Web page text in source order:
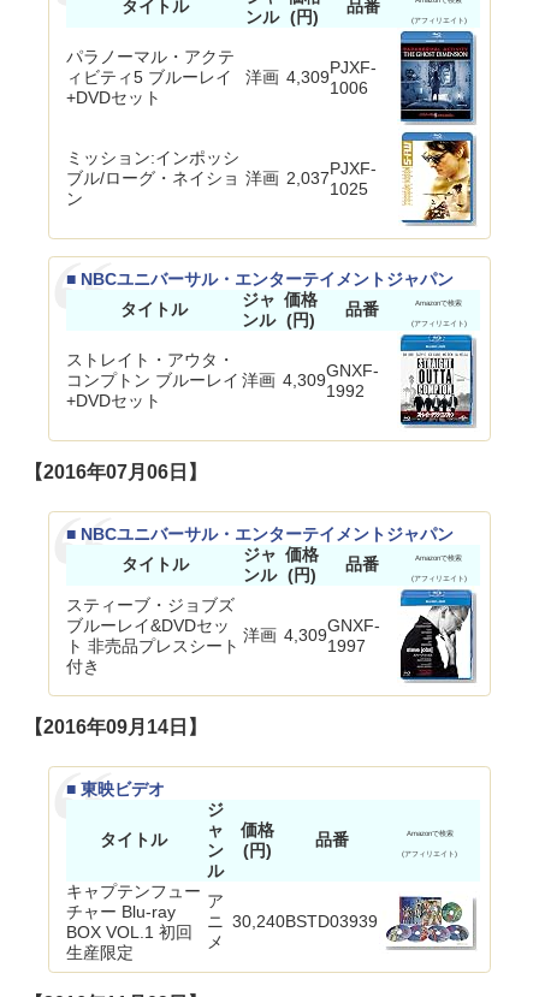
タイトル
ンル (円)
品番
(アフィリエイト)
パラノーマル・アクテ
ィビティ5 ブルーレイ
+DVDセット
洋画 4,309PJXF-
1006
ミッション:インポッシ
ブル/ローグ・ネイショ
ン
洋画 2,037PJXF-
1025
■ NBCユニバーサル・エンターテイメントジャパン
タイトル
ジャ
ンル
価格
(円)
品番 Amazonで検索
(アフィリエイト)
ストレイト・アウタ・
コンプトン ブルーレイ
+DVDセット
洋画 4,309GNXF-
1992
【2016年07月06日】
■ NBCユニバーサル・エンターテイメントジャパン
タイトル
ジャ
ンル
価格
(円)
品番 Amazonで検索
(アフィリエイト)
スティーブ・ジョブズ
ブルーレイ&DVDセッ
ト 非売品プレスシート
付き
洋画 4,309GNXF-
1997
【2016年09月14日】
■ 東映ビデオ
タイトル
ジ
ャ
ン
ル
価格
(円)
品番 Amazonで検索
(アフィリエイト)
キャプテンフュー
チャー Blu-ray
BOX VOL.1 初回
生産限定
ア
ニ
メ
30,240BSTD03939